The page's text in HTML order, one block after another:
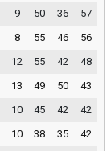
9 50 36
57
8 55 46
56
12 55 42
48
13 49 50
43
10 45 42
42
10 38 35
42